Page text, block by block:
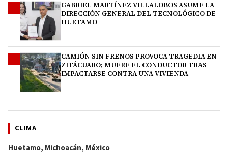
GABRIEL MARTÍNEZ VILLALOBOS ASUME LA
DIRECCIÓN GENERAL DEL TECNOLÓGICO DE
HUETAMO
CAMIÓN SIN FRENOS PROVOCA TRAGEDIA EN
ZITÁCUARO; MUERE EL CONDUCTOR TRAS
IMPACTARSE CONTRA UNA VIVIENDA
CLIMA
Huetamo, Michoacán, México